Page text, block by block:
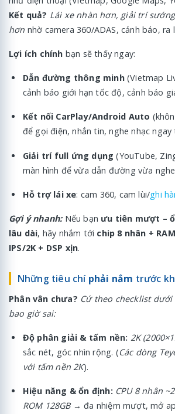
Kết quả? Lái xe nhàn hơn, giải trí
hơn nhờ camera 360/ADAS, cảnh báo, ra
Lợi ích chính bạn sẽ thấy ngay:
Dẫn đường thông minh(Vietmap
cảnh báo giới hạn tốc độ, cảnh báo
Kết nối CarPlay/Android Auto
để gọi điện, nhắn tin, nghe nhạc ngay
Giải trí full ứng dụng (YouTube,
màn hình để vừa dẫn đường vừa
Hỗ trợ lái xe: cam 360, cam lùi/ghi
Gợi ý nhanh:Nếu bạn ưu tiên mượt –
lâu dài, hãy nhắm tới chip 8 nhân +
IPS/2K + DSP xịn.
Những tiêu chí phải nắm trước
Phân vân chưa? Cứ theo checklist
bao giờ sai:
Độ phân giải & tấm nền: 2K
sắc nét, góc nhìn rộng. (Các dòng
với tấm nền 2K).
Hiệu năng & ổn định: CPU 8 nhân
ROM 128GB→ đa nhiệm mượt, mở